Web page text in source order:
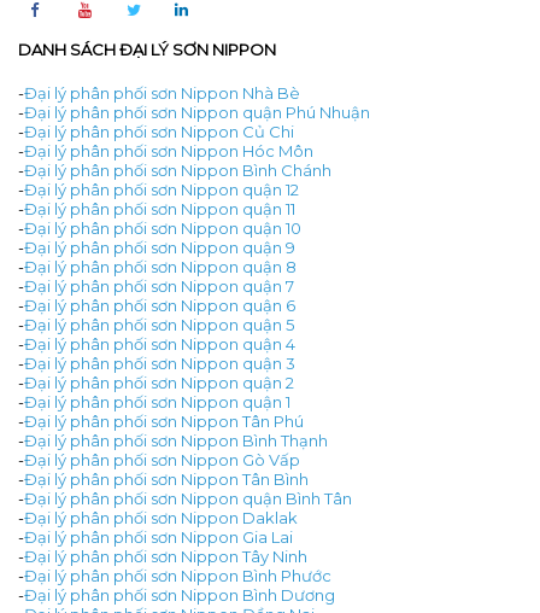
DANH SÁCH ĐẠI LÝ SƠN NIPPON
-Đại lý phân phối sơn Nippon Nhà Bè
-Đại lý phân phối sơn Nippon quận Phú Nhuận
-Đại lý phân phối sơn Nippon Củ Chi
-Đại lý phân phối sơn Nippon Hóc Môn
-Đại lý phân phối sơn Nippon Bình Chánh
-Đại lý phân phối sơn Nippon quận 12
-Đại lý phân phối sơn Nippon quận 11
-Đại lý phân phối sơn Nippon quận 10
-Đại lý phân phối sơn Nippon quận 9
-Đại lý phân phối sơn Nippon quận 8
-Đại lý phân phối sơn Nippon quận 7
-Đại lý phân phối sơn Nippon quận 6
-Đại lý phân phối sơn Nippon quận 5
-Đại lý phân phối sơn Nippon quận 4
-Đại lý phân phối sơn Nippon quận 3
-Đại lý phân phối sơn Nippon quận 2
-Đại lý phân phối sơn Nippon quận 1
-Đại lý phân phối sơn Nippon Tân Phú
-Đại lý phân phối sơn Nippon Bình Thạnh
-Đại lý phân phối sơn Nippon Gò Vấp
-Đại lý phân phối sơn Nippon Tân Bình
-Đại lý phân phối sơn Nippon quận Bình Tân
-Đại lý phân phối sơn Nippon Daklak
-Đại lý phân phối sơn Nippon Gia Lai
-Đại lý phân phối sơn Nippon Tây Ninh
-Đại lý phân phối sơn Nippon Bình Phước
-Đại lý phân phối sơn Nippon Bình Dương